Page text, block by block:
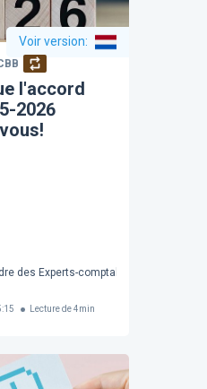
Belgique Société Royale
Voir version:
l'accord
2026
des Experts-comptables et
Lecture de 4min